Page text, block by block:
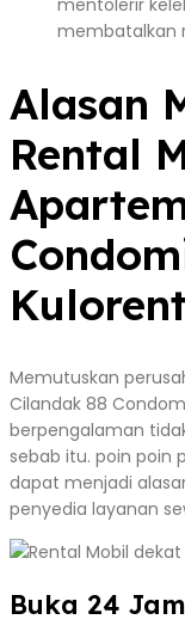
membatalkan
Alasan
Rental
Memutuskan
Cilandak 88
berpengalaman
sebab itu. poin poin
dapat menjadi
penyedia layanan
Buka 24 Jam